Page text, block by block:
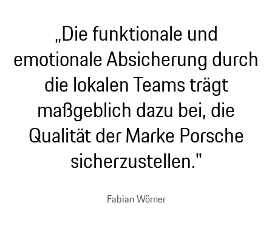
„Die funktionale und
emotionale Absicherung durch
die lokalen Teams trägt
maßgeblich dazu bei, die
Qualität der Marke Porsche
sicherzustellen."
Fabian Wörner